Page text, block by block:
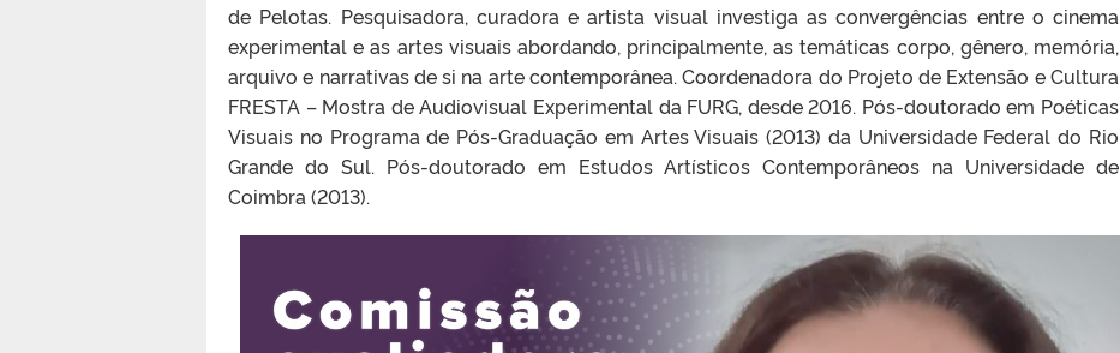
de Pelotas. Pesquisadora, curadora e artista visual investiga as convergências entre o cinema
experimental e as artes visuais abordando, principalmente, as temáticas corpo, gênero, memória,
arquivo e narrativas de si na arte contemporânea. Coordenadora do Projeto de Extensão e Cultura
FRESTA – Mostra de Audiovisual Experimental da FURG, desde 2016. Pós-doutorado em Poéticas
Visuais no Programa de Pós-Graduação em Artes Visuais (2013) da Universidade Federal do Rio
Grande do Sul. Pós-doutorado em Estudos Artísticos Contemporâneos na Universidade de
Coimbra (2013).